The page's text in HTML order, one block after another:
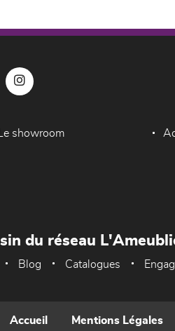
Le showroom
du réseau
Blog Catalogues
Accueil Mentions Légales